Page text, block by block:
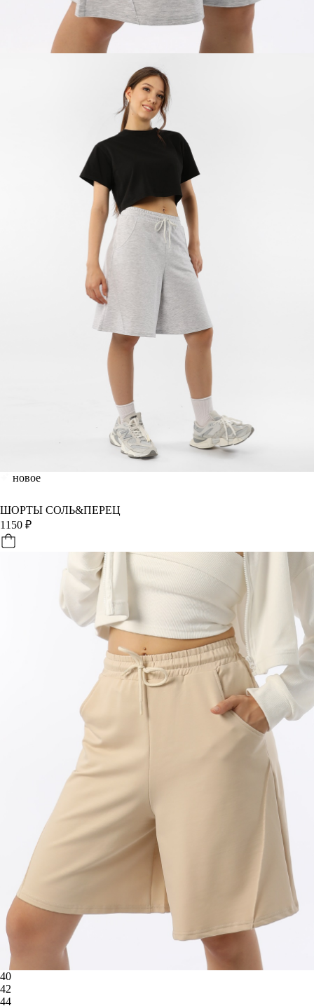
новое
ШОРТЫ СОЛЬ&ПЕРЕЦ
1150 ₽
40
42
44